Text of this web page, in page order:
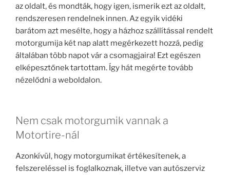
az oldalt, és mondták, hogy igen, ismerik ezt az oldalt,
rendszeresen rendelnek innen. Az egyik vidéki
barátom azt mesélte, hogy a házhoz szállítással rendelt
motorgumija két nap alatt megérkezett hozzá, pedig
általában több napot vár a csomagjaira! Ezt egészen
elképesztőnek tartottam. Így hát megérte tovább
nézelődni a weboldalon.
Nem csak motorgumik vannak a
Motortire-nál
Azonkívül, hogy motorgumikat értékesítenek, a
felszereléssel is foglalkoznak, illetve van autószerviz